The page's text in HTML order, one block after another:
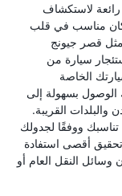
لاستكشاف
مكان مناسب في قلب
قصر جيونج
سيارة من
الخاصة
الوصول بسهولة إلى
القريبة.
تناسبك ووفقًا لجدولك
أقصى استفادة
النقل العام أو